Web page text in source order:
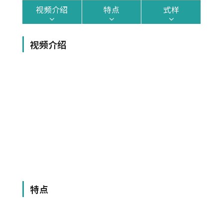
视频介绍 特点 式样
视频介绍
特点